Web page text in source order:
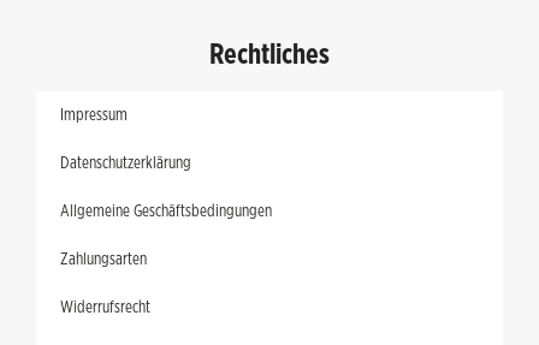
Rechtliches
Impressum
Datenschutzerklärung
Allgemeine Geschäftsbedingungen
Zahlungsarten
Widerrufsrecht